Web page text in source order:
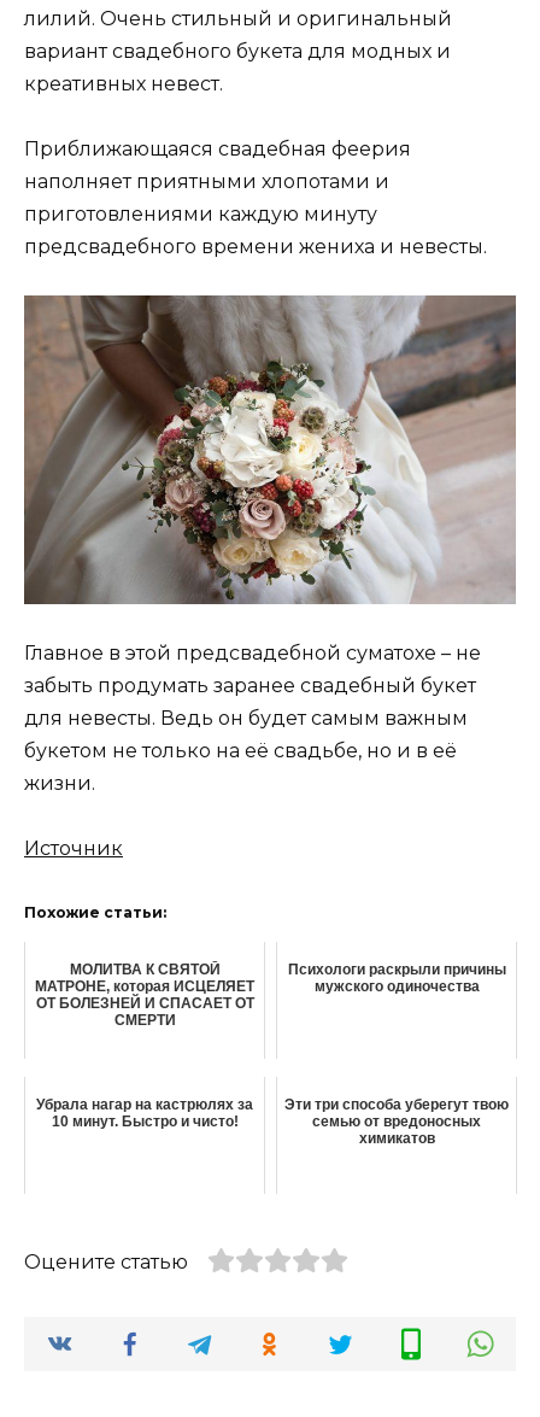
лилий. Очень стильный и оригинальный
вариант свадебного букета для модных и
креативных невест.
Приближающаяся свадебная феерия
наполняет приятными хлопотами и
приготовлениями каждую минуту
предсвадебного времени жениха и невесты.
Главное в этой предсвадебной суматохе – не
забыть продумать заранее свадебный букет
для невесты. Ведь он будет самым важным
букетом не только на её свадьбе, но и в её
жизни.
Источник
Похожие статьи:
МОЛИТВА К СВЯТОЙ
МАТРОНЕ, которая ИСЦЕЛЯЕТ
ОТ БОЛЕЗНЕЙ И СПАСАЕТ ОТ
СМЕРТИ
Психологи раскрыли причины
мужского одиночества
Убрала нагар на кастрюлях за
10 минут. Быстро и чисто!
Эти три способа уберегут твою
семью от вредоносных
химикатов
Оцените статью